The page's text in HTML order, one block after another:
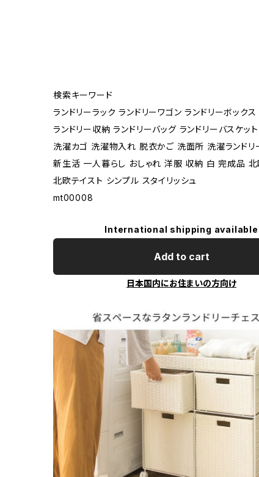
検索キーワード
ランドリーラック ランドリーワゴン ランドリーボックス
ランドリー収納 ランドリーバッグ ランドリーバスケット
洗濯カゴ 洗濯物入れ 脱衣かご 洗面所 洗濯ランドリ
新生活 一人暮らし おしゃれ 洋服 収納 白 完成品
北欧テイスト シンプル スタイリッシュ
mt00008
International shipping available
Add to cart
日本国内にお住まいの方向け